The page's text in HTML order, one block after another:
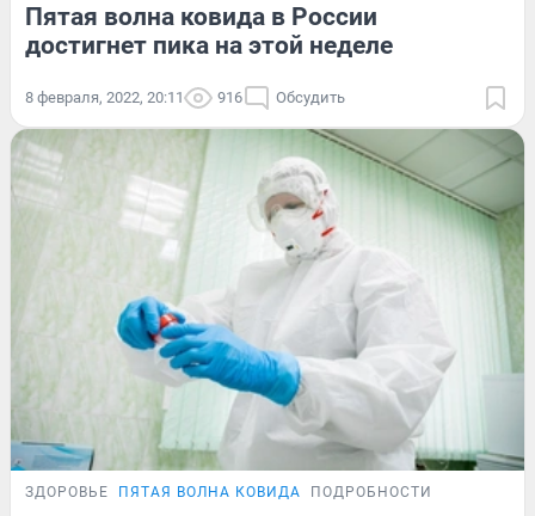
Пятая волна ковида в России
достигнет пика на этой неделе
8 февраля, 2022, 20:11 916 Обсудить
ЗДОРОВЬЕ ПЯТАЯ ВОЛНА КОВИДА ПОДРОБНОСТИ